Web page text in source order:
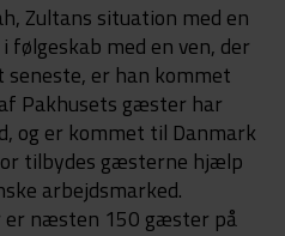
Zultans situation med en
følgeskab med en ven, der
er han kommet
Pakhusets gæster har
og er kommet til Danmark
tilbydes gæsterne hjælp
arbejdsmarked.
er næsten 150 gæster på